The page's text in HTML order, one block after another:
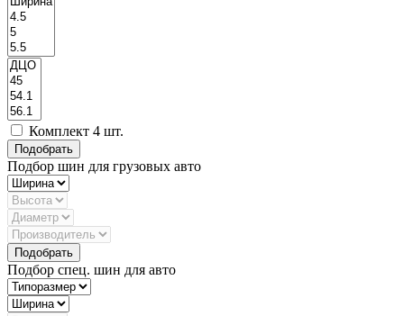
Комплект 4 шт.
Подбор шин для грузовых авто
Подбор спец. шин для авто